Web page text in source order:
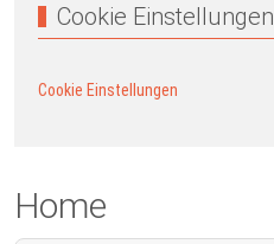
Cookie Einstellungen
Cookie Einstellungen
Home